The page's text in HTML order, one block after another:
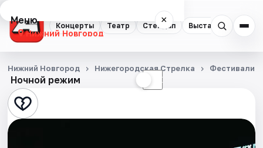
Концерты Театр Стендап Выставки
Меню ×
Нижний Новгород
Концерты
Театр
Стендап
Ночной режим ☾
Нижний Новгород Нижегородская Стрелка Фестивали